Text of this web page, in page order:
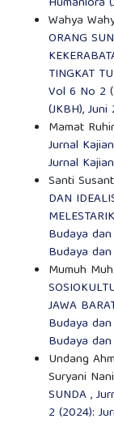
Wahya
ORANG
TINGKAT
Vol 6 No 2
(JKBH),
Mamat
Jurnal
Jurnal
Santi
DAN
Budaya
Budaya
Mumuh
JAWA
Budaya
Budaya
Undang
Suryani
SUNDA,
2 (2024):